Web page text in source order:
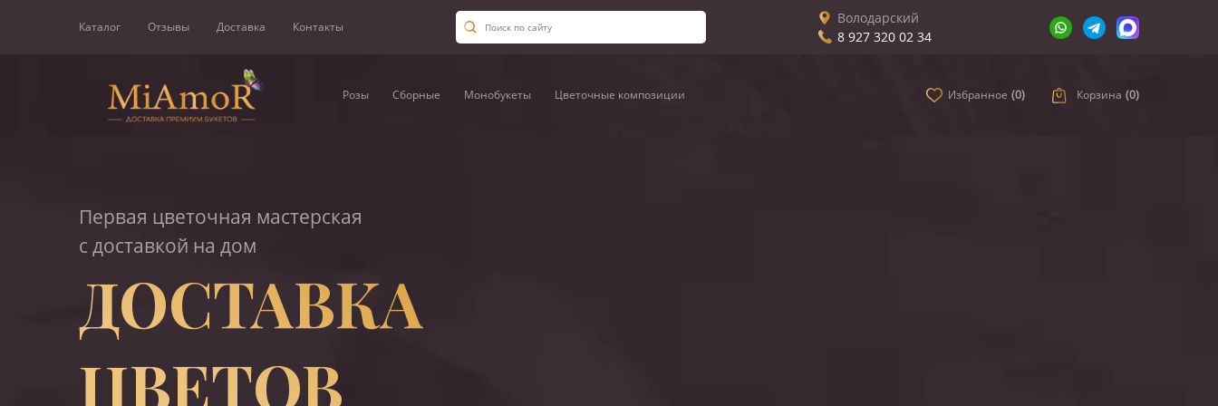
Каталог Отзывы Доставка Контакты
Володарский
8 927 320 02 34
Розы Сборные Монобукеты Цветочные композиции Избранное (0) Корзина (0)
Первая цветочная мастерская
с доставкой на дом
ДОСТАВКА
ЦВЕТОВ